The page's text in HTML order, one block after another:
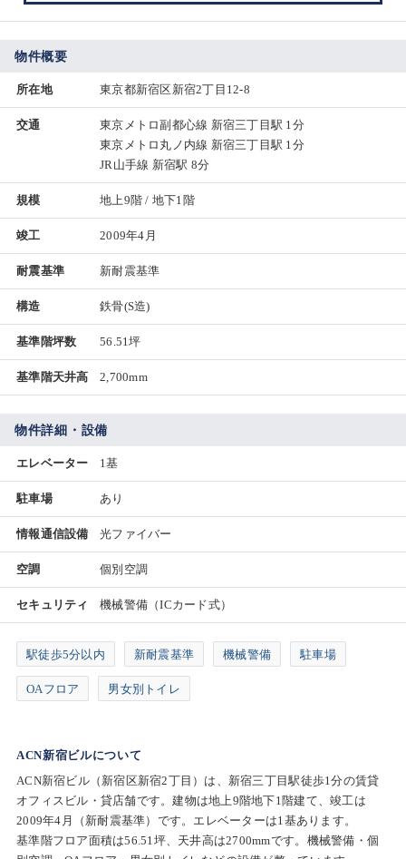
物件概要
所在地 東京都新宿区新宿2丁目12-8
交通
東京メトロ副都心線 新宿三丁目駅 1分
東京メトロ丸ノ内線 新宿三丁目駅 1分
JR山手線 新宿駅 8分
規模 地上9階 / 地下1階
竣工 2009年4月
耐震基準 新耐震基準
構造 鉄骨(S造)
基準階坪数 56.51坪
基準階天井高 2,700mm
物件詳細・設備
エレベーター 1基
駐車場 あり
情報通信設備 光ファイバー
空調 個別空調
セキュリティ 機械警備（ICカード式）
駅徒歩5分以内 新耐震基準 機械警備 駐車場
OAフロア 男女別トイレ
ACN新宿ビルについて
ACN新宿ビル（新宿区新宿2丁目）は、新宿三丁目駅徒歩1分の賃貸
オフィスビル・貸店舗です。建物は地上9階地下1階建て、竣工は
2009年4月（新耐震基準）です。エレベーターは1基あります。
基準階フロア面積は56.51坪、天井高は2700mmです。機械警備・個